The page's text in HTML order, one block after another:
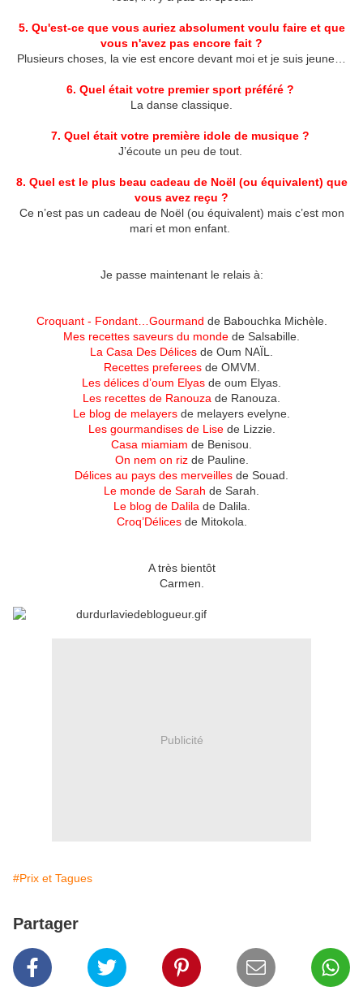
5. Qu'est-ce que vous auriez absolument voulu faire et que
vous n'avez pas encore fait ?
Plusieurs choses, la vie est encore devant moi et je suis jeune…
6. Quel était votre premier sport préféré ?
La danse classique.
7. Quel était votre première idole de musique ?
J’écoute un peu de tout.
8. Quel est le plus beau cadeau de Noël (ou équivalent) que
vous avez reçu ?
Ce n’est pas un cadeau de Noël (ou équivalent) mais c’est mon
mari et mon enfant.
Je passe maintenant le relais à:
Croquant - Fondant…Gourmand de Babouchka Michèle.
Mes recettes saveurs du monde de Salsabille.
La Casa Des Délices de Oum NAÏL.
Recettes prefereesde OMVM.
Les délices d’oum Elyas de oum Elyas.
Les recettes de Ranouza de Ranouza.
Le blog de melayers de melayers evelyne.
Les gourmandises de Lisede Lizzie.
Casa miamiam de Benisou.
On nem on rizde Pauline.
Délices au pays des merveilles de Souad.
Le monde de Sarah de Sarah.
Le blog de Dalila de Dalila.
Croq’Délicesde Mitokola.
A très bientôt
Carmen.
Publicité
#Prix et Tagues
Partager